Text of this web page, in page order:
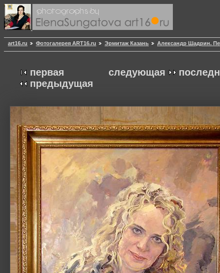
art16.ru Фотогалерея ART16.ru Эрмитаж Казань Александр Шадрин.
следующая
первая
предыдущая